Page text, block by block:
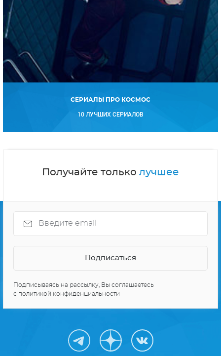
СЕРИАЛЫ ПРО КОСМОС
10 ЛУЧШИХ СЕРИАЛОВ
Получайте только лучшее
Подписываясь на рассылку, Вы соглашаетесь
с политикой конфиденциальности